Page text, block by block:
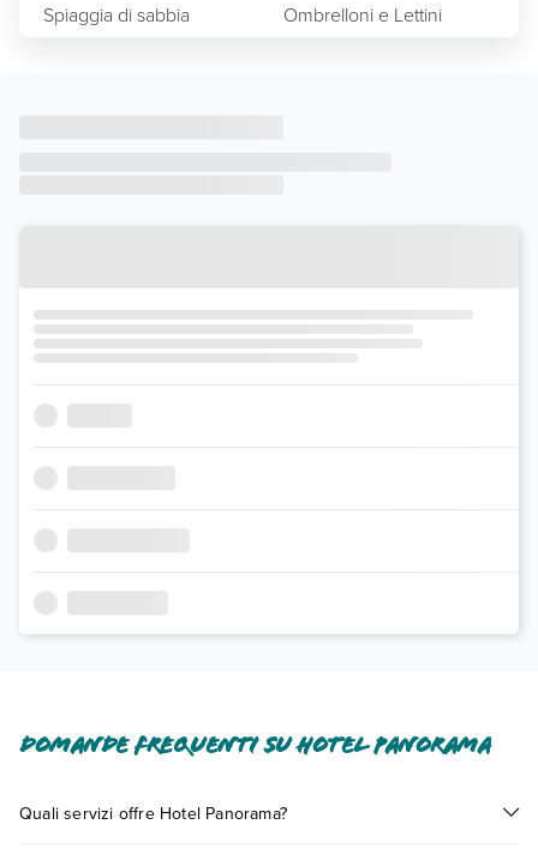
Spiaggia di sabbia Ombrelloni e Lettini
Domande frequenti su Hotel Panorama
Quali servizi offre Hotel Panorama?